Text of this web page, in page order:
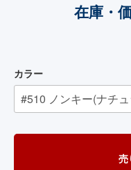
在庫・
カラー
売